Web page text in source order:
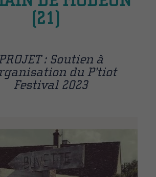
(21)
: Soutien à
du P’tiot
Festival 2023